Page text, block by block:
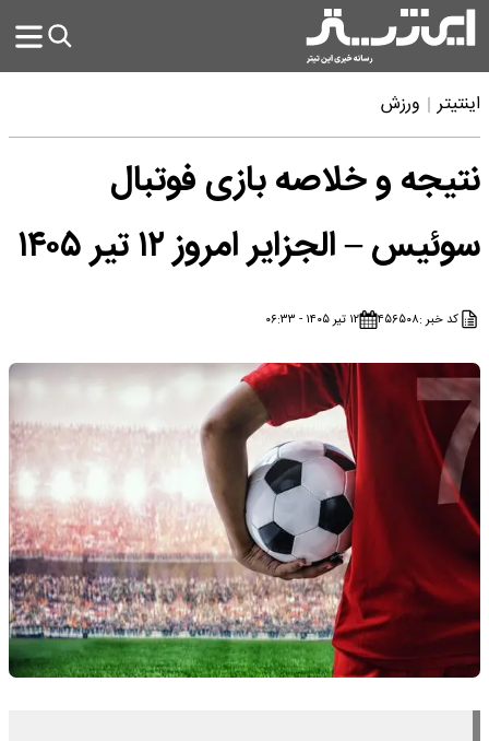
اینتیتر ورزش
نتیجه و خلاصه بازی فوتبال
سوئیس – الجزایر امروز ۱۲ تیر ۱۴۰۵
کد خبر :۴۵۶۵۰۸ ۱۲ تیر ۱۴۰۵ - ۰۶:۳۳